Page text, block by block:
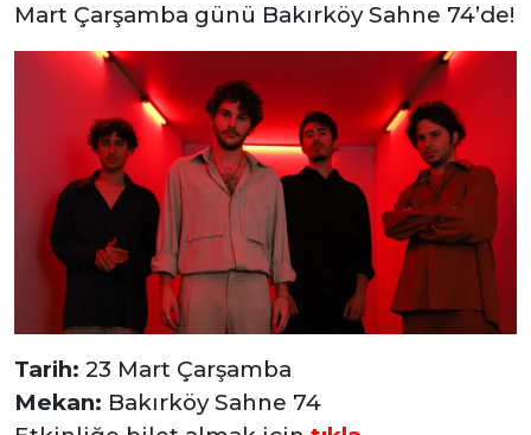
Mart Çarşamba günü Bakırköy Sahne 74’de!
Tarih: 23 Mart Çarşamba
Mekan: Bakırköy Sahne 74